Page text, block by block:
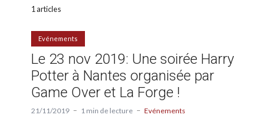
1 articles
Evénements
Le 23 nov 2019: Une soirée Harry
Potter à Nantes organisée par
Game Over et La Forge !
21/11/2019 1 min de lecture Evénements